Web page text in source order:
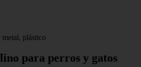
plástico
para perros y gatos